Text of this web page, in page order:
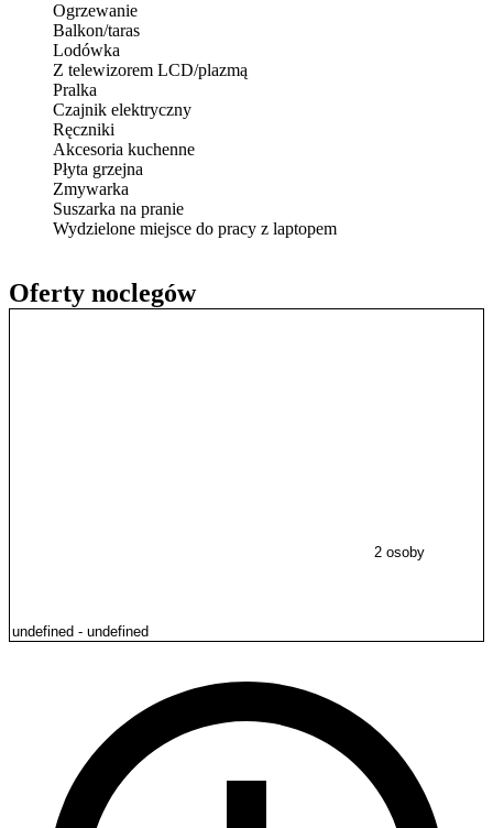
Oferty noclegów
2 osoby
Ogrzewanie
Balkon/taras
Lodówka
Z telewizorem LCD/plazmą
Pralka
Czajnik elektryczny
Ręczniki
Akcesoria kuchenne
Płyta grzejna
Zmywarka
Suszarka na pranie
Wydzielone miejsce do pracy z laptopem